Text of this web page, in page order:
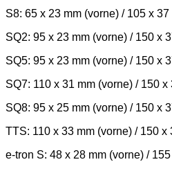
S8: 65 x 23 mm (vorne) / 105 x
SQ2: 95 x 23 mm (vorne) / 150 x
SQ5: 95 x 23 mm (vorne) / 150 x
SQ7: 110 x 31 mm (vorne) / 150 x
SQ8: 95 x 25 mm (vorne) / 150 x
TTS: 110 x 33 mm (vorne) / 150 x
e-tron S: 48 x 28 mm (vorne) /